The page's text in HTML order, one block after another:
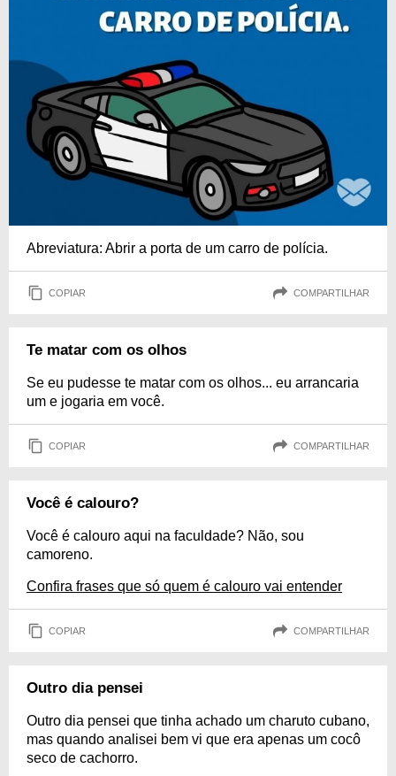
Abreviatura: Abrir a porta de um carro de polícia.
COPIAR COMPARTILHAR
Te matar com os olhos
Se eu pudesse te matar com os olhos... eu arrancaria
um e jogaria em você.
COPIAR COMPARTILHAR
Você é calouro?
Você é calouro aqui na faculdade? Não, sou
camoreno.
Confira frases que só quem é calouro vai entender
COPIAR COMPARTILHAR
Outro dia pensei
Outro dia pensei que tinha achado um charuto cubano,
mas quando analisei bem vi que era apenas um cocô
seco de cachorro.